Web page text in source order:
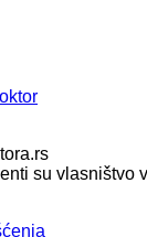
su vlasništvo